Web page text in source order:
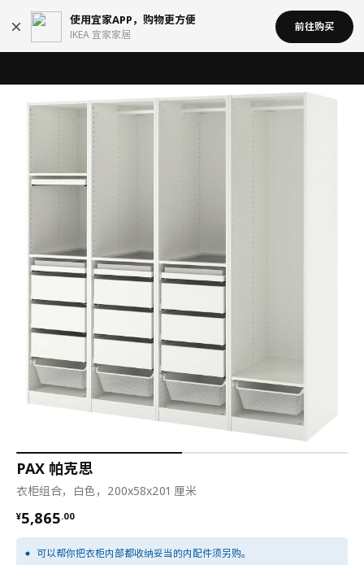
使用宜家APP，购物更方便
IKEA 宜家家居
前往购买
PAX 帕克思
衣柜组合，白色，200x58x201 厘米
¥5,865.00
¥ 5865.00
可以帮你把衣柜内部都收纳妥当的内配件须另购。